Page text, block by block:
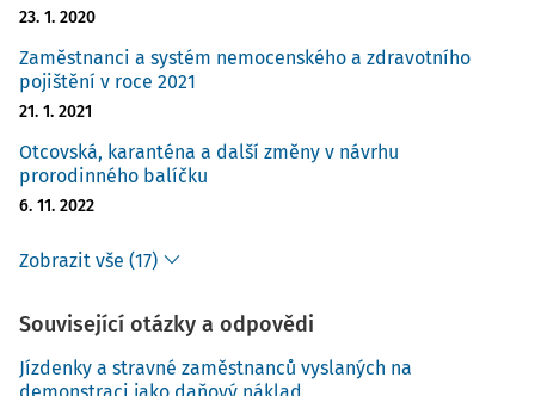
23. 1. 2020
Zaměstnanci a systém nemocenského a zdravotního
pojištění v roce 2021
21. 1. 2021
Otcovská, karanténa a další změny v návrhu
prorodinného balíčku
6. 11. 2022
Zobrazit vše (17)
Související otázky a odpovědi
Jízdenky a stravné zaměstnanců vyslaných na